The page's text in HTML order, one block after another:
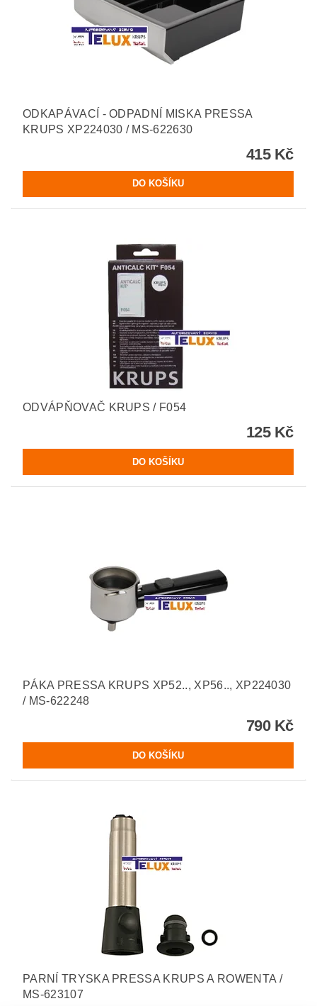
ODKAPÁVACÍ - ODPADNÍ MISKA PRESSA
KRUPS XP224030 / MS-622630
415 Kč
ODVÁPŇOVAČ KRUPS / F054
125 Kč
PÁKA PRESSA KRUPS XP52.., XP56.., XP224030
/ MS-622248
790 Kč
PARNÍ TRYSKA PRESSA KRUPS A ROWENTA /
MS-623107